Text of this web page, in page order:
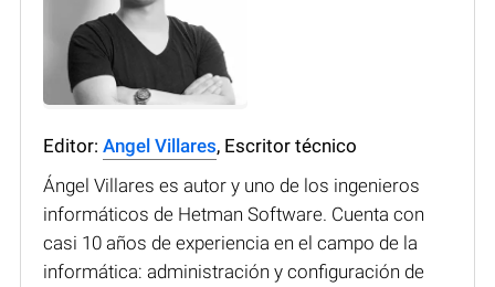
Editor: Angel Villares, Escritor técnico
Ángel Villares es autor y uno de los ingenieros
informáticos de Hetman Software. Cuenta con
casi 10 años de experiencia en el campo de la
informática: administración y configuración de